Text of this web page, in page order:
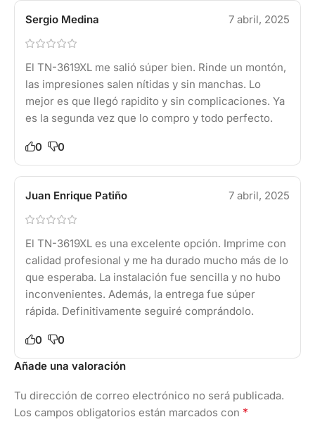
Sergio Medina 7 abril, 2025
El TN-3619XL me salió súper bien. Rinde un montón,
las impresiones salen nítidas y sin manchas. Lo
mejor es que llegó rapidito y sin complicaciones. Ya
es la segunda vez que lo compro y todo perfecto.
0 0
Juan Enrique Patiño 7 abril, 2025
El TN-3619XL es una excelente opción. Imprime con
calidad profesional y me ha durado mucho más de lo
que esperaba. La instalación fue sencilla y no hubo
inconvenientes. Además, la entrega fue súper
rápida. Definitivamente seguiré comprándolo.
0
0
Añade una valoración
Tu dirección de correo electrónico no será publicada.
Los campos obligatorios están marcados con *